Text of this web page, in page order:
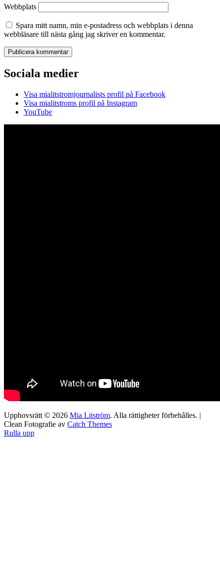
Webbplats
Spara mitt namn, min e-postadress och webbplats i denna
webbläsare till nästa gång jag skriver en kommentar.
Sociala medier
Visa mialitstromjournalists profil på Facebook
Visa mialitstroms profil på Instagram
YouTube
Upphovsrätt © 2026 Mia Litström. Alla rättigheter förbehålles. |
Clean Fotografie av Catch Themes
Rulla upp